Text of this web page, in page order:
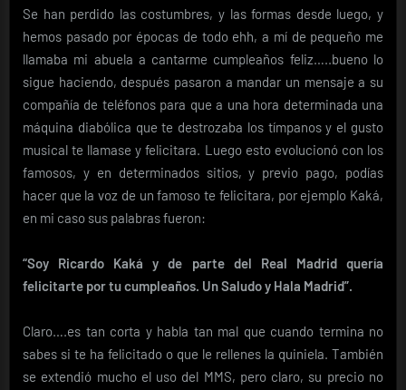
Se han perdido las costumbres, y las formas desde luego, y
hemos pasado por épocas de todo ehh, a mí de pequeño me
llamaba mi abuela a cantarme cumpleaños feliz…..bueno lo
sigue haciendo, después pasaron a mandar un mensaje a su
compañía de teléfonos para que a una hora determinada una
máquina diabólica que te destrozaba los tímpanos y el gusto
musical te llamase y felicitara. Luego esto evolucionó con los
famosos, y en determinados sitios, y previo pago, podías
hacer que la voz de un famoso te felicitara, por ejemplo Kaká,
en mi caso sus palabras fueron:
“Soy Ricardo Kaká y de parte del Real Madrid quería
felicitarte por tu cumpleaños. Un Saludo y Hala Madrid”.
Claro….es tan corta y habla tan mal que cuando termina no
sabes si te ha felicitado o que le rellenes la quiniela. También
se extendió mucho el uso del MMS, pero claro, su precio no